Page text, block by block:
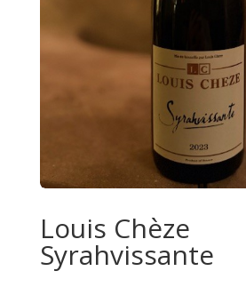
Louis Chèze
Syrahvissante